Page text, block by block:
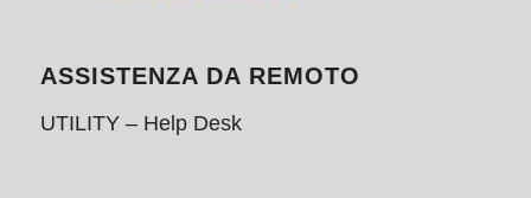
ASSISTENZA DA REMOTO
UTILITY – Help Desk